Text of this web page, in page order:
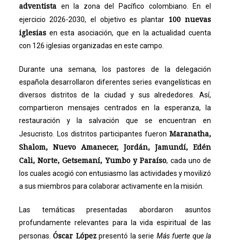
adventistaen la zona del Pacífico colombiano. En el
ejercicio 2026-2030, el objetivo es plantar 100 nuevas
iglesiasen esta asociación, que en la actualidad cuenta
con 126 iglesias organizadas en este campo.
Durante una semana, los pastores de la delegación
española desarrollaron diferentes series evangelísticas en
diversos distritos de la ciudad y sus alrededores. Así,
compartieron mensajes centrados en la esperanza, la
restauración y la salvación que se encuentran en
Jesucristo. Los distritos participantes fueronMaranatha,
Shalom, Nuevo Amanecer, Jordán, Jamundí, Edén
Cali, Norte, Getsemaní, Yumbo y Paraíso, cada uno de
los cuales acogió con entusiasmo las actividades y movilizó
a sus miembros para colaborar activamente en la misión.
Las temáticas presentadas abordaron asuntos
profundamente relevantes para la vida espiritual de las
personas.Óscar Lópezpresentó la serie Más fuerte que la